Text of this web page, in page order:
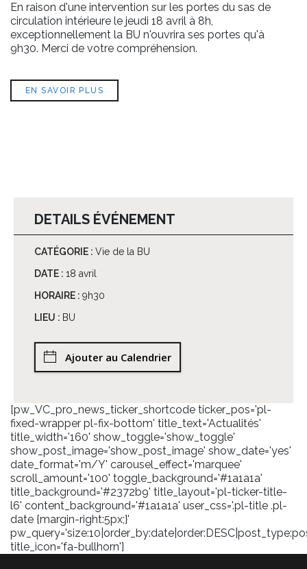
En raison d'une intervention sur les portes du sas de
circulation intérieure le jeudi 18 avril à 8h,
exceptionnellement la BU n'ouvrira ses portes qu'à
9h30. Merci de votre compréhension.
EN SAVOIR PLUS
DETAILS ÉVÉNEMENT
CATÉGORIE : Vie de la BU
DATE : 18 avril
HORAIRE : 9h30
LIEU : BU
Ajouter au Calendrier
[pw_VC_pro_news_ticker_shortcode ticker_pos='pl-
fixed-wrapper pl-fix-bottom' title_text='Actualités'
title_width='160' show_toggle='show_toggle'
show_post_image='show_post_image' show_date='yes'
date_format='m/Y' carousel_effect='marquee'
scroll_amount='100' toggle_background='#1a1a1a'
title_background='#2372b9' title_layout='pl-ticker-title-
l6' content_background='#1a1a1a' user_css='.pl-title .pl-
date {margin-right:5px;}'
title_icon='fa-bullhorn']